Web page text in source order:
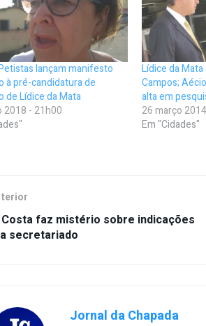
lançam manifesto
à pré-candidatura de
de Lídice da Mata
2018 - 21h00
Lídice da
Campos;
alta em
26 março
Em "Cidades"
Costa faz mistério sobre indicações
secretariado
Jornal da Chapada